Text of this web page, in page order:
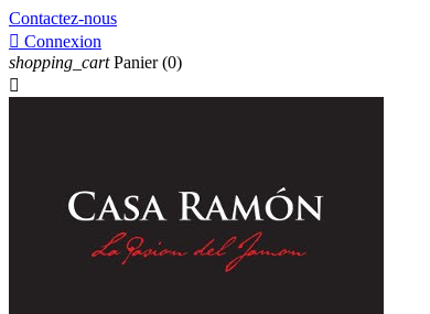
Contactez-nous
 Connexion
shopping_cart Panier (0)
